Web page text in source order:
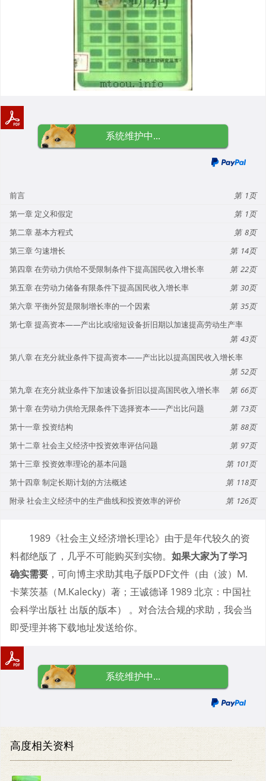
系统维护中...
前言
1
第一章 定义和假定
1
第二章 基本方程式
8
第三章 匀速增长
14
第四章 在劳动力供给不受限制条件下提高国民收入增长率
22
第五章 在劳动力储备有限条件下提高国民收入增长率
30
第六章 平衡外贸是限制增长率的一个因素
35
第七章 提高资本——产出比或缩短设备折旧期以加速提高劳动生产率
43
第八章 在充分就业条件下提高资本——产出比以提高国民收入增长率
52
第九章 在充分就业条件下加速设备折旧以提高国民收入增长率
66
第十章 在劳动力供给无限条件下选择资本——产出比问题
73
第十一章 投资结构
88
第十二章 社会主义经济中投资效率评估问题
97
第十三章 投资效率理论的基本问题
101
第十四章 制定长期计划的方法概述
118
附录 社会主义经济中的生产曲线和投资效率的评价
126
1989《社会主义经济增长理论》由于是年代较久的资
料都绝版了，几乎不可能购买到实物。 如果大家为了学习
确实需要 ，可向博主求助其电子版PDF文件（由（波）M.
卡莱茨基（M.Kalecky）著；王诚德译 1989 北京：中国社
会科学出版社 出版的版本） 。对合法合规的求助，我会当
即受理并将下载地址发送给你。
系统维护中...
高度相关资料